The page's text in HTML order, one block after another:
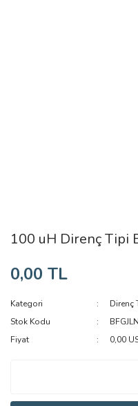
100 uH Direnç Tipi
0,00 TL
Kategori
Direnç
Stok Kodu
Fiyat
0,00